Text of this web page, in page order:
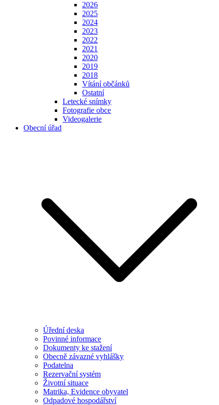
2026
2025
2024
2023
2022
2021
2020
2019
2018
Vítání občánků
Ostatní
Letecké snímky
Fotografie obce
Videogalerie
Obecní úřad
Úřední deska
Povinné informace
Dokumenty ke stažení
Obecně závazné vyhlášky
Podatelna
Rezervační systém
Životní situace
Matrika, Evidence obyvatel
Odpadové hospodářství